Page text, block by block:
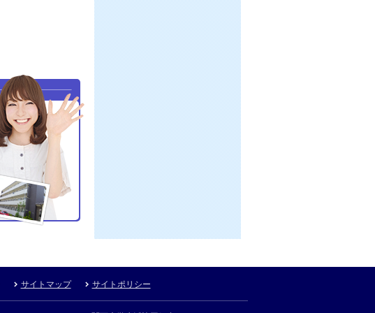
サイトマップ サイトポリシー